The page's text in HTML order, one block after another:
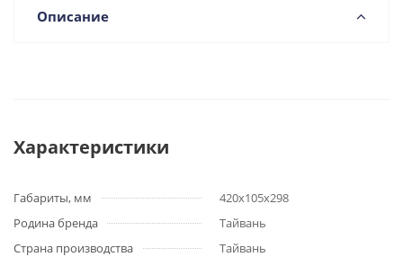
Описание
Характеристики
Габариты, мм
420x105x298
Родина бренда
Тайвань
Страна производства
Тайвань